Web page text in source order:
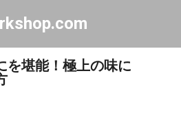
イン コンテンツに移動
を堪能！極上の味に